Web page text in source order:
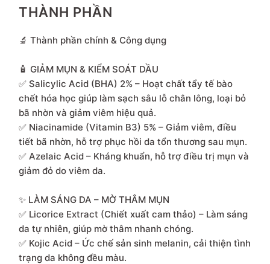
THÀNH PHẦN
🔬 Thành phần chính & Công dụng
🧴 GIẢM MỤN & KIỂM SOÁT DẦU
✅ Salicylic Acid (BHA) 2% – Hoạt chất tẩy tế bào
chết hóa học giúp làm sạch sâu lỗ chân lông, loại bỏ
bã nhờn và giảm viêm hiệu quả.
✅ Niacinamide (Vitamin B3) 5% – Giảm viêm, điều
tiết bã nhờn, hỗ trợ phục hồi da tổn thương sau mụn.
✅ Azelaic Acid – Kháng khuẩn, hỗ trợ điều trị mụn và
giảm đỏ do viêm da.
✨ LÀM SÁNG DA – MỜ THÂM MỤN
✅ Licorice Extract (Chiết xuất cam thảo) – Làm sáng
da tự nhiên, giúp mờ thâm nhanh chóng.
✅ Kojic Acid – Ức chế sản sinh melanin, cải thiện tình
trạng da không đều màu.